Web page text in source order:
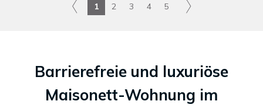
1 2 3 4 5
Barrierefreie und luxuriöse
Maisonett-Wohnung im